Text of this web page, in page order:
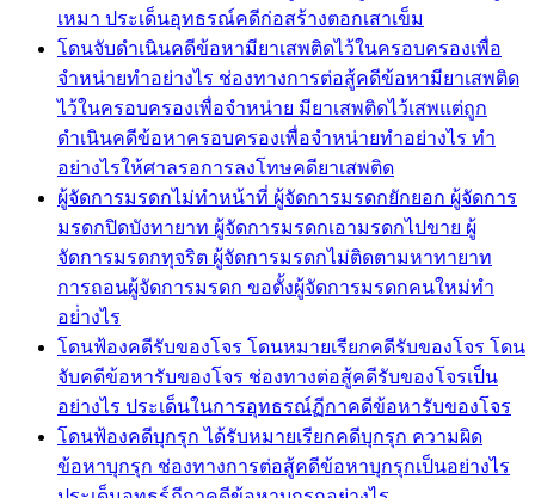
เหมา ประเด็นอุทธรณ์คดีก่อสร้างตอกเสาเข็ม
โดนจับดำเนินคดีข้อหามียาเสพติดไว้ในครอบครองเพื่อ
จำหน่ายทำอย่างไร ช่องทางการต่อสู้คดีข้อหามียาเสพติด
ไว้ในครอบครองเพื่อจำหน่าย มียาเสพติดไว้เสพแต่ถูก
ดำเนินคดีข้อหาครอบครองเพื่อจำหน่ายทำอย่างไร ทำ
อย่างไรให้ศาลรอการลงโทษคดียาเสพติด
ผู้จัดการมรดกไม่ทำหน้าที่ ผู้จัดการมรดกยักยอก ผู้จัดการ
มรดกปิดบังทายาท ผู้จัดการมรดกเอามรดกไปขาย ผู้
จัดการมรดกทุจริต ผู้จัดการมรดกไม่ติดตามหาทายาท
การถอนผู้จัดการมรดก ขอตั้งผู้จัดการมรดกคนใหม่ทำ
อย่่างไร
โดนฟ้องคดีรับของโจร โดนหมายเรียกคดีรับของโจร โดน
จับคดีข้อหารับของโจร ช่องทางต่อสู้คดีรับของโจรเป็น
อย่างไร ประเด็นในการอุทธรณ์ฏีกาคดีข้อหารับของโจร
โดนฟ้องคดีบุกรุก ได้รับหมายเรียกคดีบุกรุก ความผิด
ข้อหาบุกรุก ช่องทางการต่อสู้คดีข้อหาบุกรุกเป็นอย่างไร